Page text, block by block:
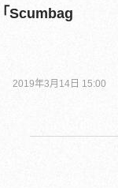
Scumbag
2019年3月14日 15:00